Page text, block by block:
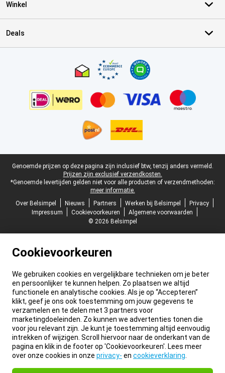
Winkel
Deals
Juridische voettekst
Genoemde prijzen op deze pagina zijn inclusief btw, tenzij anders vermeld.
Prijzen zijn exclusief verzendkosten.
*Genoemde levertijden gelden niet voor alle producten of verzendmethoden:
meer informatie.
Over Belsimpel
Nieuws Partners Werken bij Belsimpel
Privacy
Impressum
Cookievoorkeuren
Algemene voorwaarden
© 2026 Belsimpel
Cookievoorkeuren
We gebruiken cookies en vergelijkbare technieken om je beter
en persoonlijker te kunnen helpen. Zo plaatsen we altijd
functionele en analytische cookies. Als je op “Accepteren”
klikt, geef je ons ook toestemming om jouw gegevens te
verzamelen en te delen met 3 partners voor
marketingdoeleinden. Zo kunnen we advertenties tonen die
voor jou relevant zijn. Je kunt je toestemming altijd eenvoudig
intrekken of wijzigen. Scroll hiervoor naar de onderkant van de
pagina en klik in de footer op 'Cookievoorkeuren'. Lees meer
over onze cookies in onze privacy- en cookieverklaring